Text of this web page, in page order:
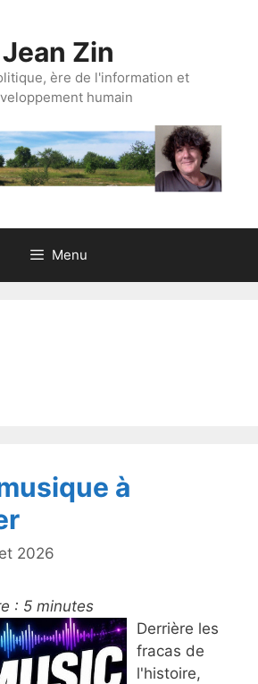
Jean Zin
ère de l'information et
humain
Menu
à
2026
: 5 minutes
Derrière les
fracas de
l'histoire,